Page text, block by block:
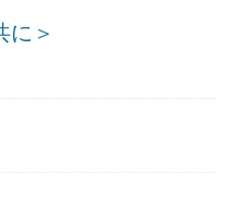
に＞